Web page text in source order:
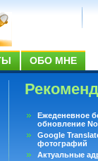
ОБО МНЕ
Ежеденевное
обновление
Google
фотографий
Актуальные